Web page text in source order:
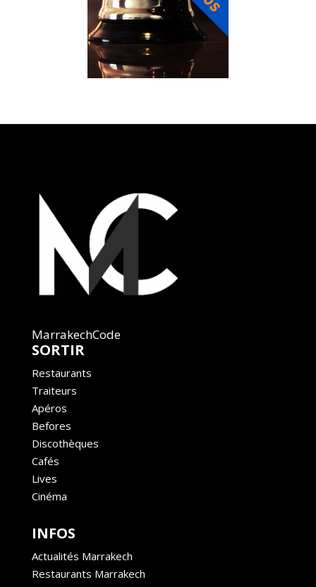
MarrakechCode
SORTIR
Restaurants
Traiteurs
Apéros
Befores
Discothèques
Cafés
Lives
Cinéma
INFOS
Actualités Marrakech
Restaurants Marrakech